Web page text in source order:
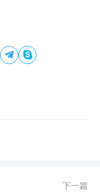
 
下一篇